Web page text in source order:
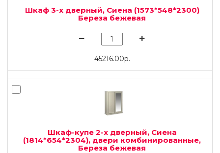
Шкаф 3-х дверный, Сиена (1573*548*2300)
Береза бежевая
45216.00р.
Шкаф-купе 2-х дверный, Сиена
(1814*654*2304), двери комбинированные,
Береза бежевая